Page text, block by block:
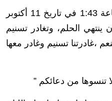
“استهدف الاحتلال منزلها الساعة 1:43 في تاريخ 11 أكتوبر
الحلم، وتغادر تسنيم
،غادرتنا تسنيم وغادر معها
لا تنسوها من دعائكم ”